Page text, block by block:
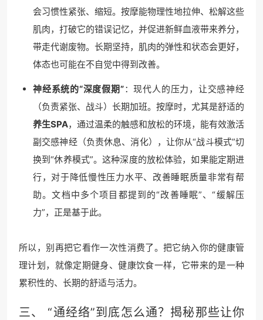
会习惯性紧张、缩短。按摩能物理性地拉伸、松解这些
肌肉，打破它的错误记忆，并促进新鲜血液带来养分，
带走代谢废物。长期坚持，肌肉的弹性和状态会更好，
体态也可能在不自觉中得到改善。
神经系统的“深度假期”：现代人的压力，让交感神经
（负责紧张、战斗）长期加班。按摩时，尤其是舒适的
养生SPA，通过温柔的触感和放松的环境，能有效激活
副交感神经（负责休息、消化），让你从“战斗模式”切
换到“休养模式”。这种深度的放松体验，如果能定期进
行，对于降低慢性压力水平、改善睡眠质量非常有帮
助。文档中多个项目都提到的“改善睡眠”、“缓解压
力”，正是基于此。
所以，别再把它看作一次性消费了。把它纳入你的健康管
理计划，就像定期健身、健康饮食一样，它带来的是一种
累积性的、长期的舒适与活力。
三、 “通经络”到底怎么通？揭秘那些让你